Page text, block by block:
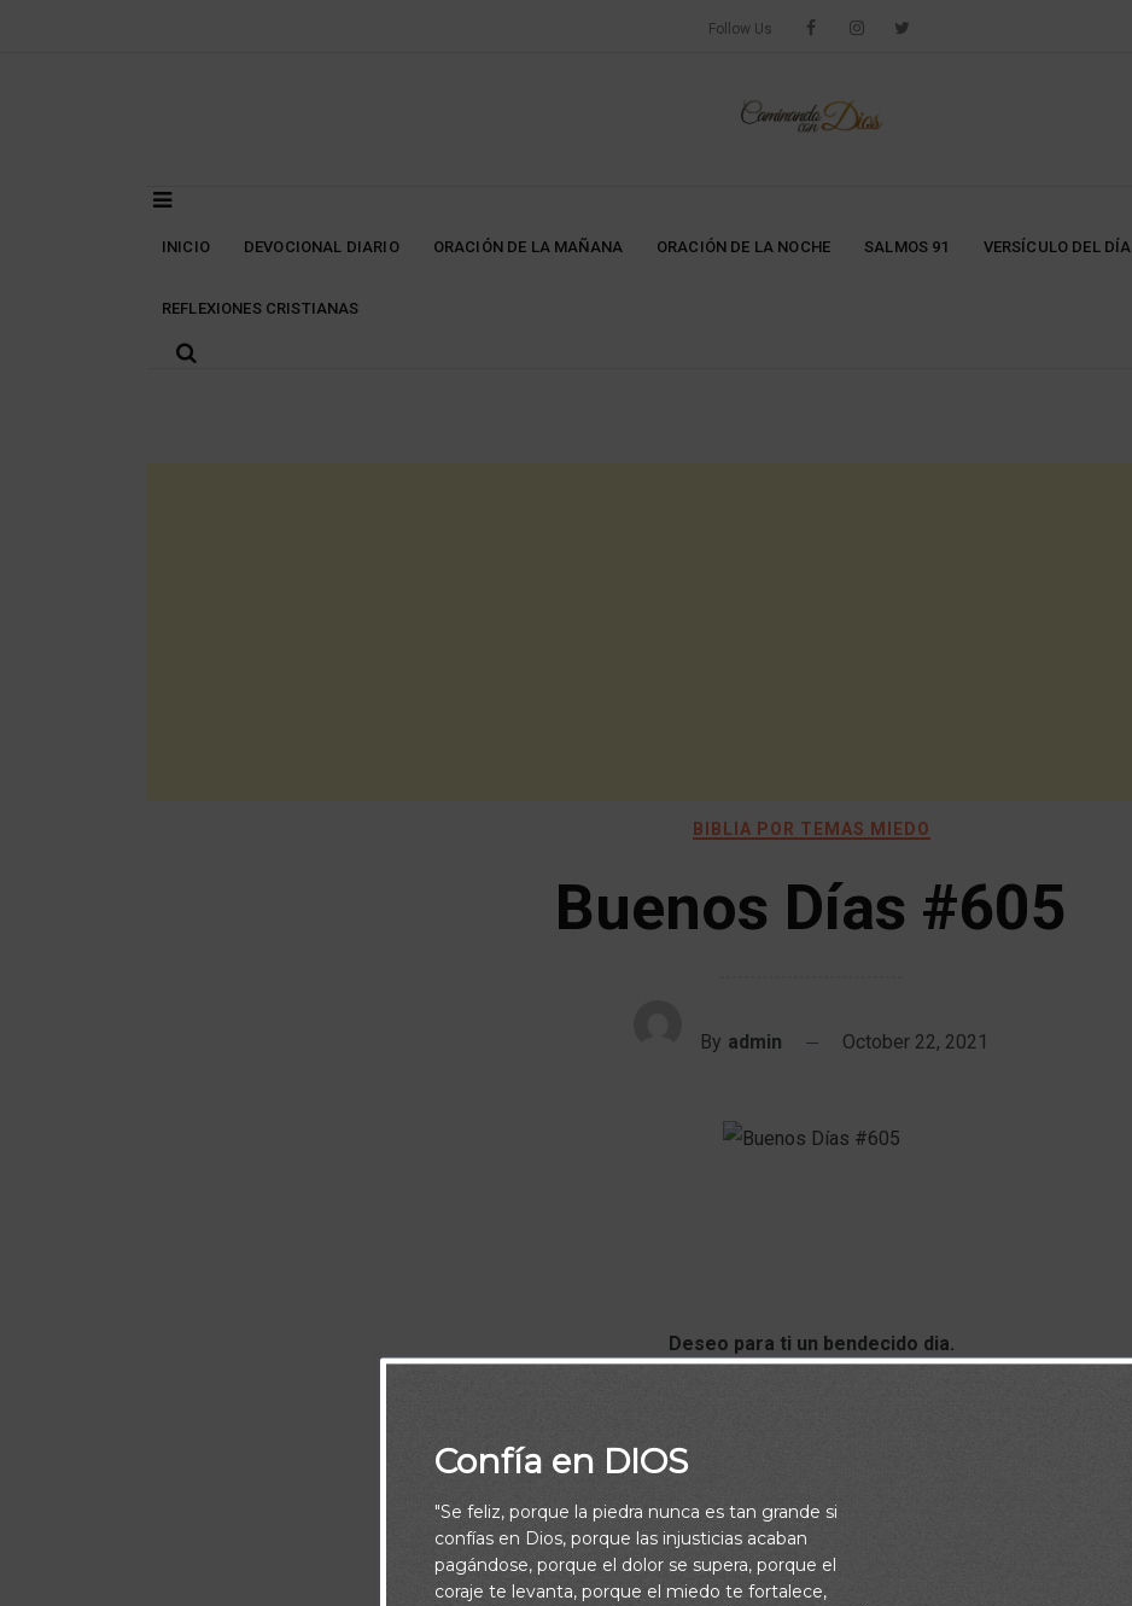
Follow Us
INICIO DEVOCIONAL DIARIO ORACIÓN DE LA MAÑANA ORACIÓN DE LA NOCHE SALMOS 91 VERSÍCULO DEL DÍA
REFLEXIONES CRISTIANAS
BIBLIA POR TEMAS MIEDO
Buenos Días #605
By admin October 22, 2021
Deseo para ti un bendecido dia.
cubra, hoy mañana y siempre.
Un fuerte abrazo.
Confía en DIOS
"Se feliz, porque la piedra nunca es tan grande si
confías en Dios, porque las injusticias acaban
pagándose, porque el dolor se supera, porque el
coraje te levanta, porque el miedo te fortalece,